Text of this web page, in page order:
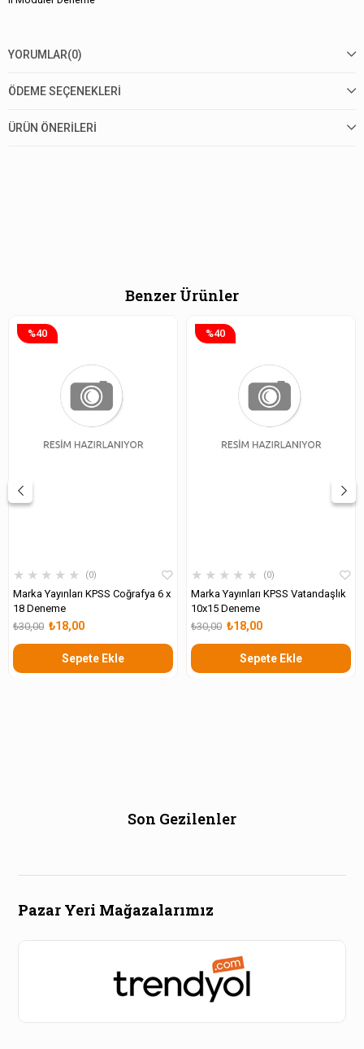
YORUMLAR(0)
ÖDEME SEÇENEKLERI
ÜRÜN ÖNERILERI
Benzer Ürünler
★ ★ ★ ★ ★ 0
Marka Yayınları KPSS Coğrafya 6 x
18 Deneme
₺18,00
₺30,00
Sepete Ekle
%40
★ ★ ★ ★ ★ 0
Marka Yayınları KPSS Vatandaşlık
10x15 Deneme
₺18,00
₺30,00
Sepete Ekle
%40
Son Gezilenler
Pazar Yeri Mağazalarımız